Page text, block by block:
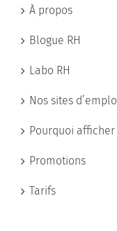
À propos
Blogue RH
Labo RH
Nos sites
Pourquoi afficher
Promotions
Tarifs